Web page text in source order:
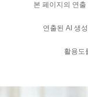
본 페이지의 연
연출된 AI 생
활용도